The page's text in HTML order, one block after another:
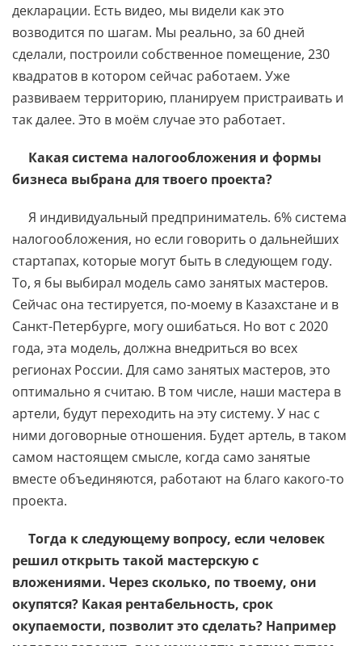
декларации. Есть видео, мы видели как это
возводится по шагам. Мы реально, за 60 дней
сделали, построили собственное помещение, 230
квадратов в котором сейчас работаем. Уже
развиваем территорию, планируем пристраивать и
так далее. Это в моём случае это работает.
Какая система налогообложения и формы
бизнеса выбрана для твоего проекта?
Я индивидуальный предприниматель. 6% система
налогообложения, но если говорить о дальнейших
стартапах, которые могут быть в следующем году.
То, я бы выбирал модель само занятых мастеров.
Сейчас она тестируется, по-моему в Казахстане и в
Санкт-Петербурге, могу ошибаться. Но вот с 2020
года, эта модель, должна внедриться во всех
регионах России. Для само занятых мастеров, это
оптимально я считаю. В том числе, наши мастера в
артели, будут переходить на эту систему. У нас с
ними договорные отношения. Будет артель, в таком
самом настоящем смысле, когда само занятые
вместе объединяются, работают на благо какого-то
проекта.
Тогда к следующему вопросу, если человек
решил открыть такой мастерскую с
вложениями. Через сколько, по твоему, они
окупятся? Какая рентабельность, срок
окупаемости, позволит это сделать? Например